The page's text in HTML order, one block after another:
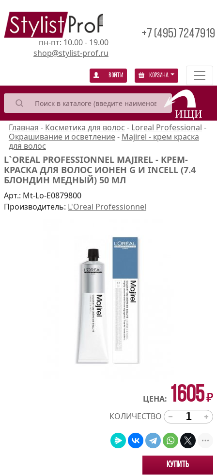
пн-пт: 10.00 - 19.00
shop@stylist-prof.ru
+7 (495) 7247919
Войти Корзина
Главная - Косметика для волос - Loreal Professional -
Окрашивание и осветление- Majirel - крем краска
для волос
L`OREAL PROFESSIONNEL MAJIREL - КРЕМ-
КРАСКА ДЛЯ ВОЛОС ИОНЕН G И INCELL (7.4
БЛОНДИН МЕДНЫЙ) 50 МЛ
Арт.: Mt-Lo-E0879800
Производитель: L'Oreal Professionnel
ЦЕНА: 1605₽
КОЛИЧЕСТВО
Купить